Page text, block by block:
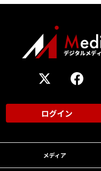
ログイン
メディア